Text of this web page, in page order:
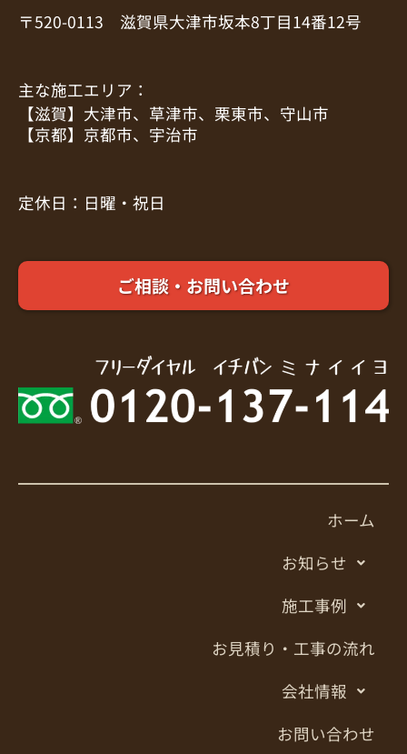
〒520-0113 滋賀県大津市坂本8丁目14番12号
主な施工エリア：
【滋賀】大津市、草津市、栗東市、守山市
【京都】京都市、宇治市
定休日：日曜・祝日
ご相談・お問い合わせ
ホーム
お知らせ
施工事例
お見積り・工事の流れ
会社情報
お問い合わせ